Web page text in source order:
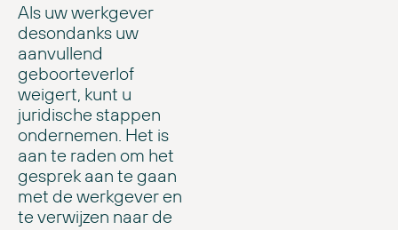
Als uw werkgever
desondanks uw
aanvullend
geboorteverlof
weigert, kunt u
juridische stappen
ondernemen. Het is
aan te raden om het
gesprek aan te gaan
met de werkgever en
te verwijzen naar de